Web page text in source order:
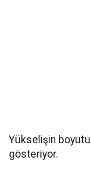
Yükselişin
gösteriyor.